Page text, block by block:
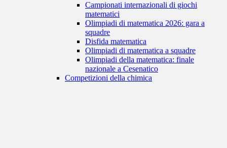
Campionati internazionali di giochi
matematici
Olimpiadi di matematica 2026: gara a
squadre
Disfida matematica
Olimpiadi di matematica a squadre
Olimpiadi della matematica: finale
nazionale a Cesenatico
Competizioni della chimica